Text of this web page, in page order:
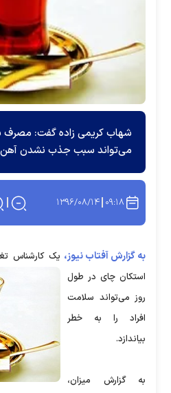
شهاب کریمی زاده گفت: مصرف
می‌تواند سبب جذب نشدن آهن
۰۹:۱۸ ۱۳۹۶/۰۸/۱۴
به گزارش آفتاب نیوز،
استکان چای در طول
روز می‌تواند سلامت
افراد را به خطر
بیاندازد.
به گزارش میزان،